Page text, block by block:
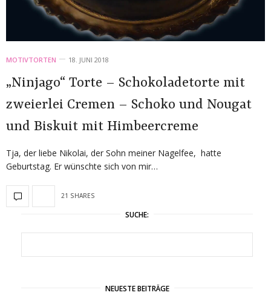
MOTIVTORTEN 18. JUNI 2018
„Ninjago“ Torte – Schokoladetorte mit
zweierlei Cremen – Schoko und Nougat
und Biskuit mit Himbeercreme
Tja, der liebe Nikolai, der Sohn meiner Nagelfee, hatte
Geburtstag. Er wünschte sich von mir…
21 SHARES
SUCHE:
NEUESTE BEITRÄGE